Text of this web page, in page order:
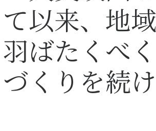
て以来、地
羽ばたくべ
づくりを続